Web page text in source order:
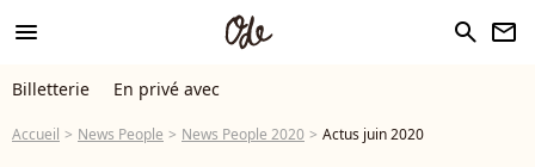
menu search newsletter
Billetterie En privé avec
Accueil News People News People 2020 Actus juin 2020